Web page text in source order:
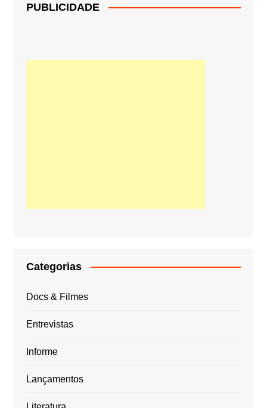
PUBLICIDADE
Categorias
Docs & Filmes
Entrevistas
Informe
Lançamentos